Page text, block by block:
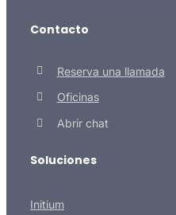
Contacto
Reserva una llamada
Oficinas
Abrir chat
Soluciones
Initium